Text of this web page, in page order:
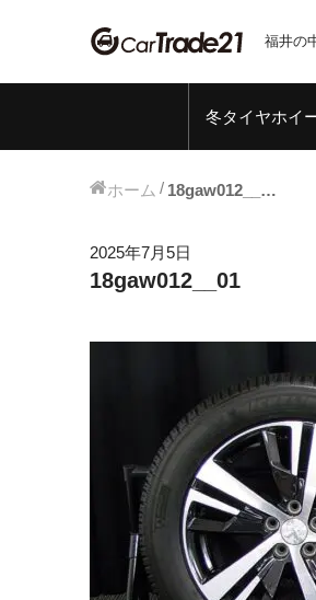
福井の
冬タイヤホイ
ホーム 18gaw012__01
2025年7月5日
18gaw012__01